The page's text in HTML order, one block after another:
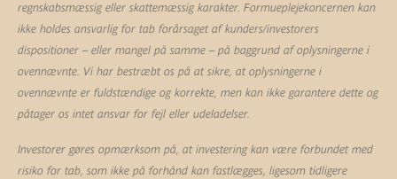
regnskabsmæssig eller skattemæssig karakter. Formueplejekoncernen kan
ikke holdes ansvarlig for tab forårsaget af kunders/investorers
dispositioner – eller mangel på samme – på baggrund af oplysningerne i
ovennævnte. Vi har bestræbt os på at sikre, at oplysningerne i
ovennævnte er fuldstændige og korrekte, men kan ikke garantere dette og
påtager os intet ansvar for fejl eller udeladelser.
Investorer gøres opmærksom på, at investering kan være forbundet med
risiko for tab, som ikke på forhånd kan fastlægges, ligesom tidligere